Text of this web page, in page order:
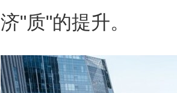
济"质"的提升。